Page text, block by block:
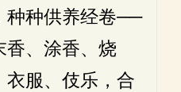
种种供养经卷──
香、涂香、烧
衣服、伎乐，合